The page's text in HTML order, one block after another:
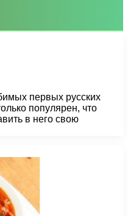
первых русских
популярен, что
в него свою